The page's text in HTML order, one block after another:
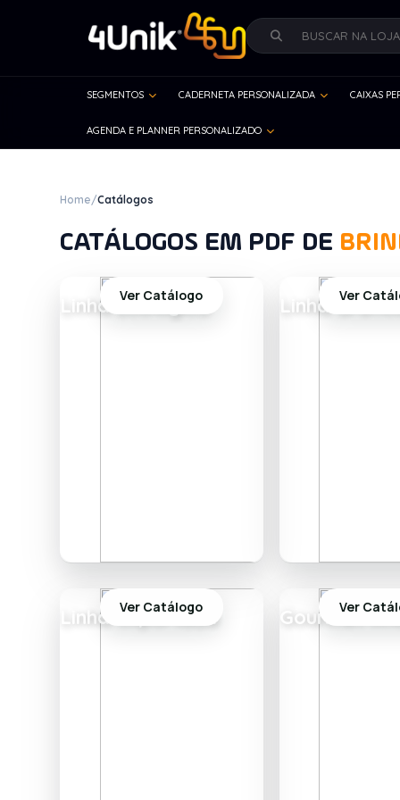
SEGMENTOS CADERNETA PERSONALIZADA CAIXAS
AGENDA E PLANNER PERSONALIZADO
Home/Catálogos
CATÁLOGOS EM PDF DE
Linha Ecológica
Ver Catálogo LinhaVer
Linha Importada
Ver Catálogo Gourmet
Ver